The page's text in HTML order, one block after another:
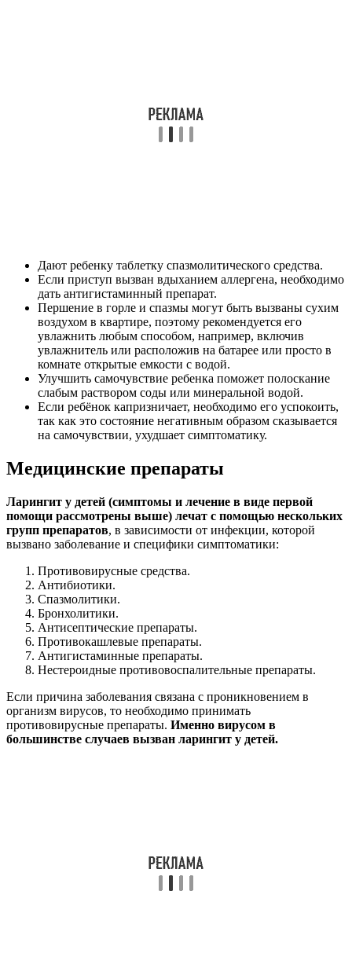
Дают ребенку таблетку спазмолитического средства.
Если приступ вызван вдыханием аллергена, необходимо
дать антигистаминный препарат.
Першение в горле и спазмы могут быть вызваны сухим
воздухом в квартире, поэтому рекомендуется его
увлажнить любым способом, например, включив
увлажнитель или расположив на батарее или просто в
комнате открытые емкости с водой.
Улучшить самочувствие ребенка поможет полоскание
слабым раствором соды или минеральной водой.
Если ребёнок капризничает, необходимо его успокоить,
так как это состояние негативным образом сказывается
на самочувствии, ухудшает симптоматику.
Медицинские препараты
Ларингит у детей (симптомы и лечение в виде первой
помощи рассмотрены выше) лечат с помощью нескольких
групп препаратов, в зависимости от инфекции, которой
вызвано заболевание и специфики симптоматики:
Противовирусные средства.
Антибиотики.
Спазмолитики.
Бронхолитики.
Антисептические препараты.
Противокашлевые препараты.
Антигистаминные препараты.
Нестероидные противовоспалительные препараты.
Если причина заболевания связана с проникновением в
организм вирусов, то необходимо принимать
противовирусные препараты. Именно вирусом в
большинстве случаев вызван ларингит у детей.